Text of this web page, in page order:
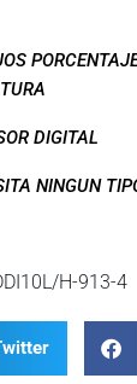
DIGITAL
NINGUN
H-913-4